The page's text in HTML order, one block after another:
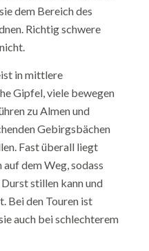
dem Bereich des
Richtig schwere
in mittlere
Gipfel, viele bewegen
zu Almen und
Gebirgsbächen
Fast überall liegt
dem Weg, sodass
stillen kann und
Bei den Touren ist
auch bei schlechterem